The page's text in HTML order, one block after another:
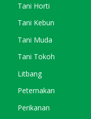
Tani Horti
Tani Kebun
Tani Muda
Tani Tokoh
Litbang
Peternakan
Perikanan